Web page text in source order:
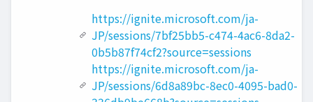
https://ignite.microsoft.com/ja-
JP/sessions/7bf25bb5-c474-4ac6-8da2-
0b5b87f74cf2?source=sessions
https://ignite.microsoft.com/ja-
JP/sessions/6d8a89bc-8ec0-4095-bad0-